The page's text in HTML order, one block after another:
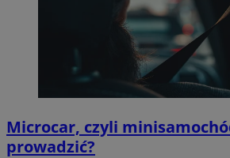
Microcar, czyli
prowadzić?